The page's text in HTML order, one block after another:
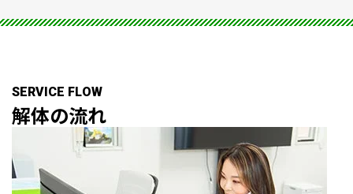
SERVICE FLOW
解体の流れ